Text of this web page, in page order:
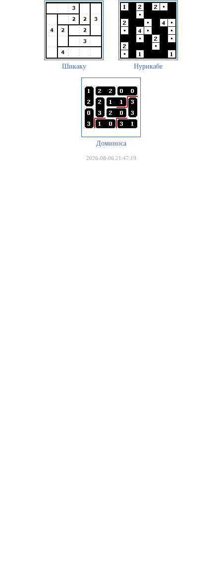
Шикаку Нурикабе
Доминоса
2026-08-06 21:47:19